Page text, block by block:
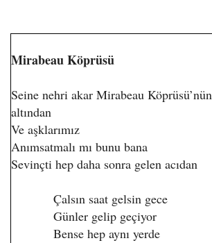
Mirabeau Köprüsü
Seine nehri akar Mirabeau Köprüsü’nün
altından
Ve aşklarımız
Anımsatmalı mı bunu bana
Sevinçti hep daha sonra gelen acıdan
Çalsın saat gelsin gece
Günler gelip geçiyor
Bense hep aynı yerde